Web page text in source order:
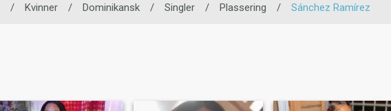
/ Kvinner / Dominikansk / Singler / Plassering / Sánchez Ramírez